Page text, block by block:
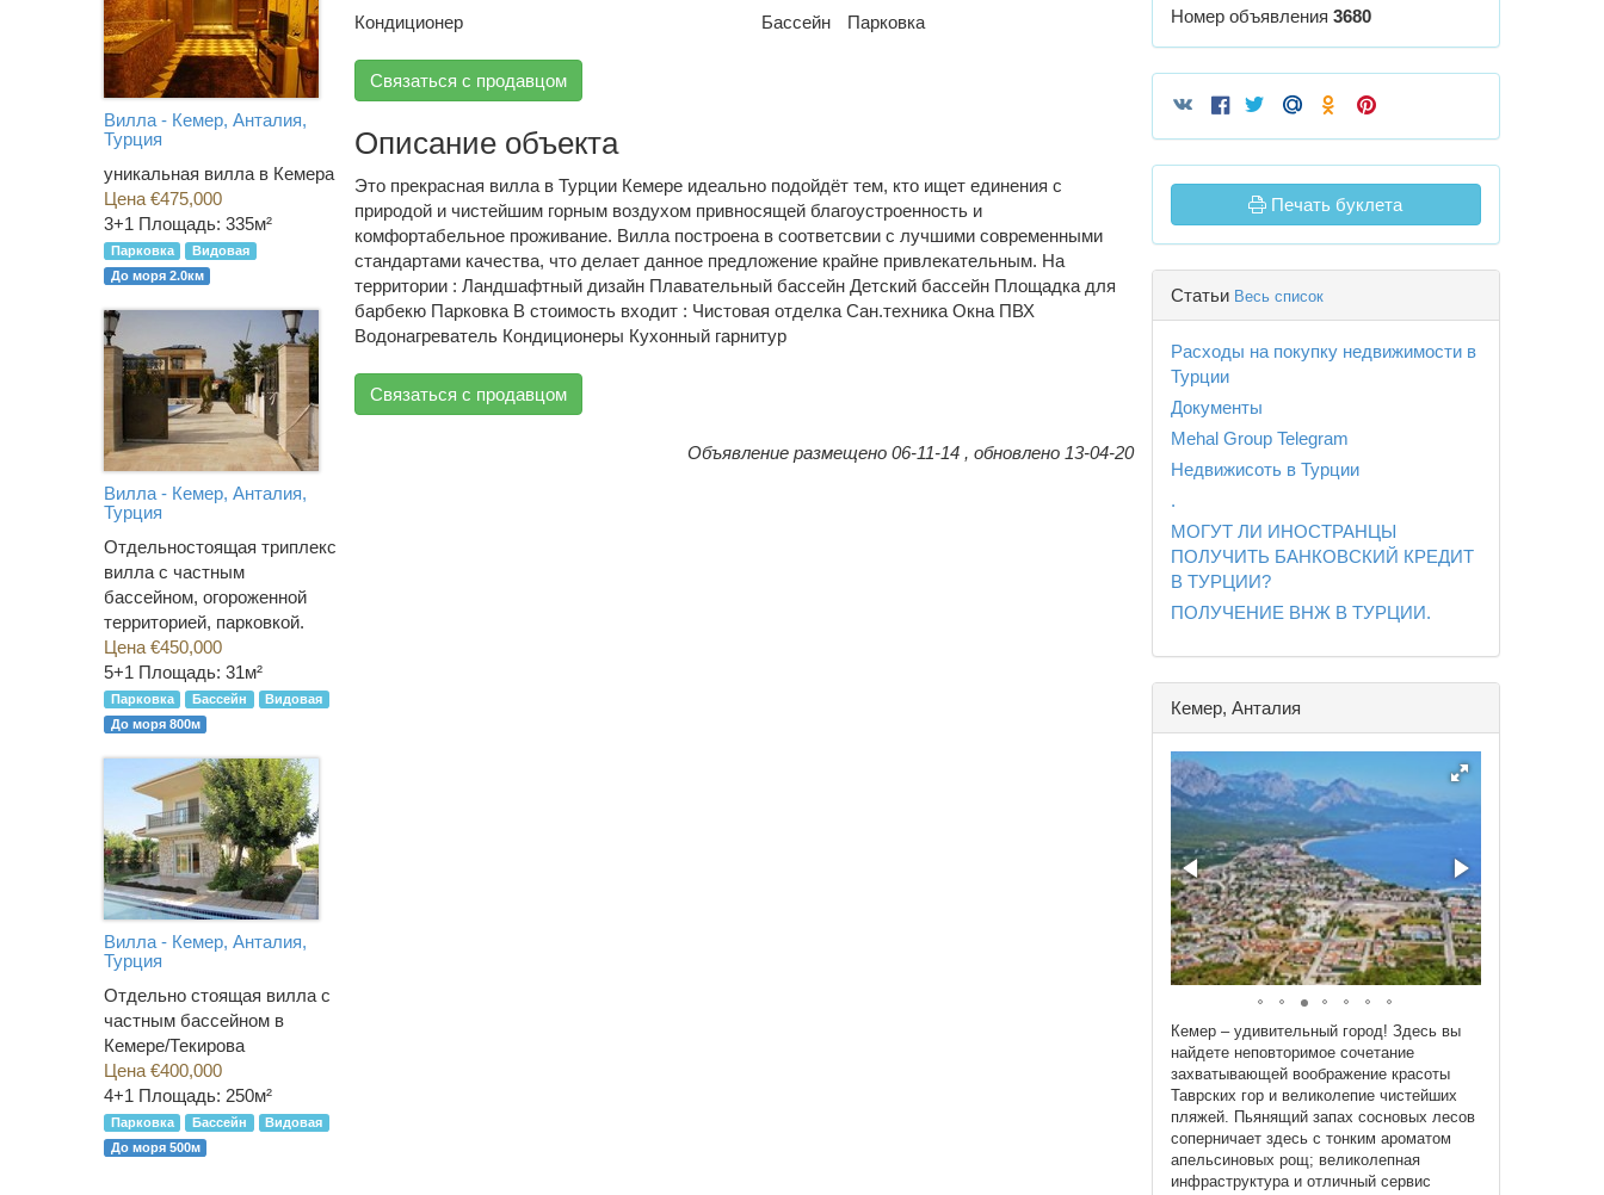
Кондиционер Бассейн Парковка
Связаться с продавцом
Описание объекта
Это прекрасная вилла в Турции Кемере идеально подойдёт тем, кто ищет единения с
природой и чистейшим горным воздухом привносящей благоустроенность и
комфортабельное проживание. Вилла построена в соответсвии с лучшими современными
стандартами качества, что делает данное предложение крайне привлекательным. На
территории : Ландшафтный дизайн Плавательный бассейн Детский бассейн Площадка для
барбекю Парковка В стоимость входит : Чистовая отделка Сан.техника Окна ПВХ
Водонагреватель Кондиционеры Кухонный гарнитур
Связаться с продавцом
Объявление размещено 06-11-14 , обновлено 13-04-20
Номер объявления 3680
Печать буклета
Статьи Весь список
Расходы на покупку недвижимости в
Турции
Документы
Mehal Group Telegram
Недвижисоть в Турции
.
МОГУТ ЛИ ИНОСТРАНЦЫ
ПОЛУЧИТЬ БАНКОВСКИЙ КРЕДИТ
В ТУРЦИИ?
ПОЛУЧЕНИЕ ВНЖ В ТУРЦИИ.
Кемер, Анталия
Кемер – удивительный город! Здесь вы
найдете неповторимое сочетание
захватывающей воображение красоты
Таврских гор и великолепие чистейших
пляжей. Пьянящий запах сосновых лесов
соперничает здесь с тонким ароматом
апельсиновых рощ; великолепная
инфраструктура и отличный сервис
Вилла - Кемер, Анталия,
Турция
уникальная вилла в Кемера
Цена €475,000
3+1 Площадь: 335м²
Парковка
Видовая
До моря 2.0км
Вилла - Кемер, Анталия,
Турция
Отдельностоящая триплекс
вилла с частным
бассейном, огороженной
территорией, парковкой.
Цена €450,000
5+1 Площадь: 31м²
Парковка Бассейн
Видовая
До моря 800м
Вилла - Кемер, Анталия,
Турция
Отдельно стоящая вилла с
частным бассейном в
Кемере/Текирова
Цена €400,000
4+1 Площадь: 250м²
Парковка Бассейн
Видовая
До моря 500м